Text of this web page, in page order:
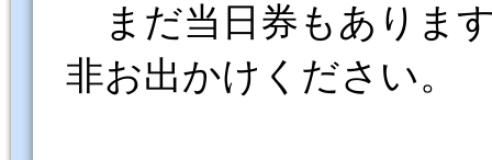
まだ当日券もありま
非お出かけください。